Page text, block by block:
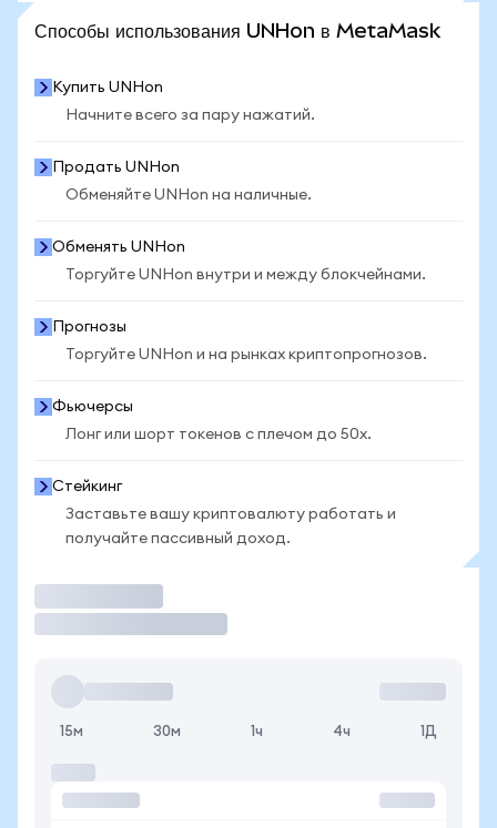
Способы использования UNHon в MetaMask
Купить UNHon
Начните всего за пару нажатий.
Продать UNHon
Обменяйте UNHon на наличные.
Обменять UNHon
Торгуйте UNHon внутри и между блокчейнами.
Прогнозы
Торгуйте UNHon и на рынках криптопрогнозов.
Фьючерсы
Лонг или шорт токенов с плечом до 50x.
Стейкинг
Заставьте вашу криптовалюту работать и
получайте пассивный доход.
15м 30м 1ч 4ч 1Д